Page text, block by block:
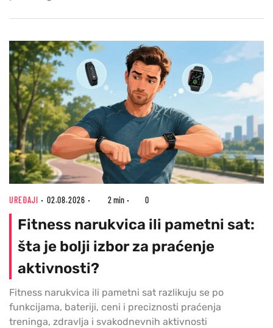
UREĐAJI 02.08.2026 2 min 0
Fitness narukvica ili pametni sat:
šta je bolji izbor za praćenje
aktivnosti?
Fitness narukvica ili pametni sat razlikuju se po
funkcijama, bateriji, ceni i preciznosti praćenja
treninga, zdravlja i svakodnevnih aktivnosti